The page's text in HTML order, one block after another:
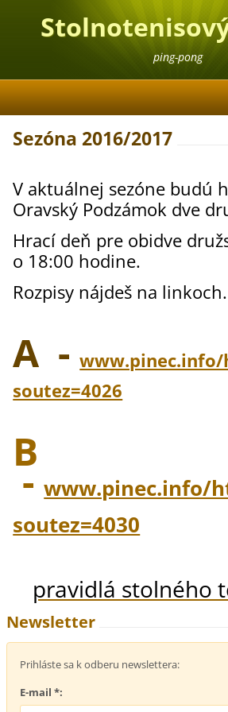
Oravskýping-pong
Sezóna 2016/2017
V aktuálnej sezóne budú
Oravský Podzámok dve
Hrací deň pre obidve
o 18:00 hodine.
Rozpisy nájdeš na linkoch.
A -
soutez=4026
B
-www.pinec.info/
soutez=4030
pravidlá stolného
Newsletter
Prihláste sa k odberu newslettera:
E-mail *: